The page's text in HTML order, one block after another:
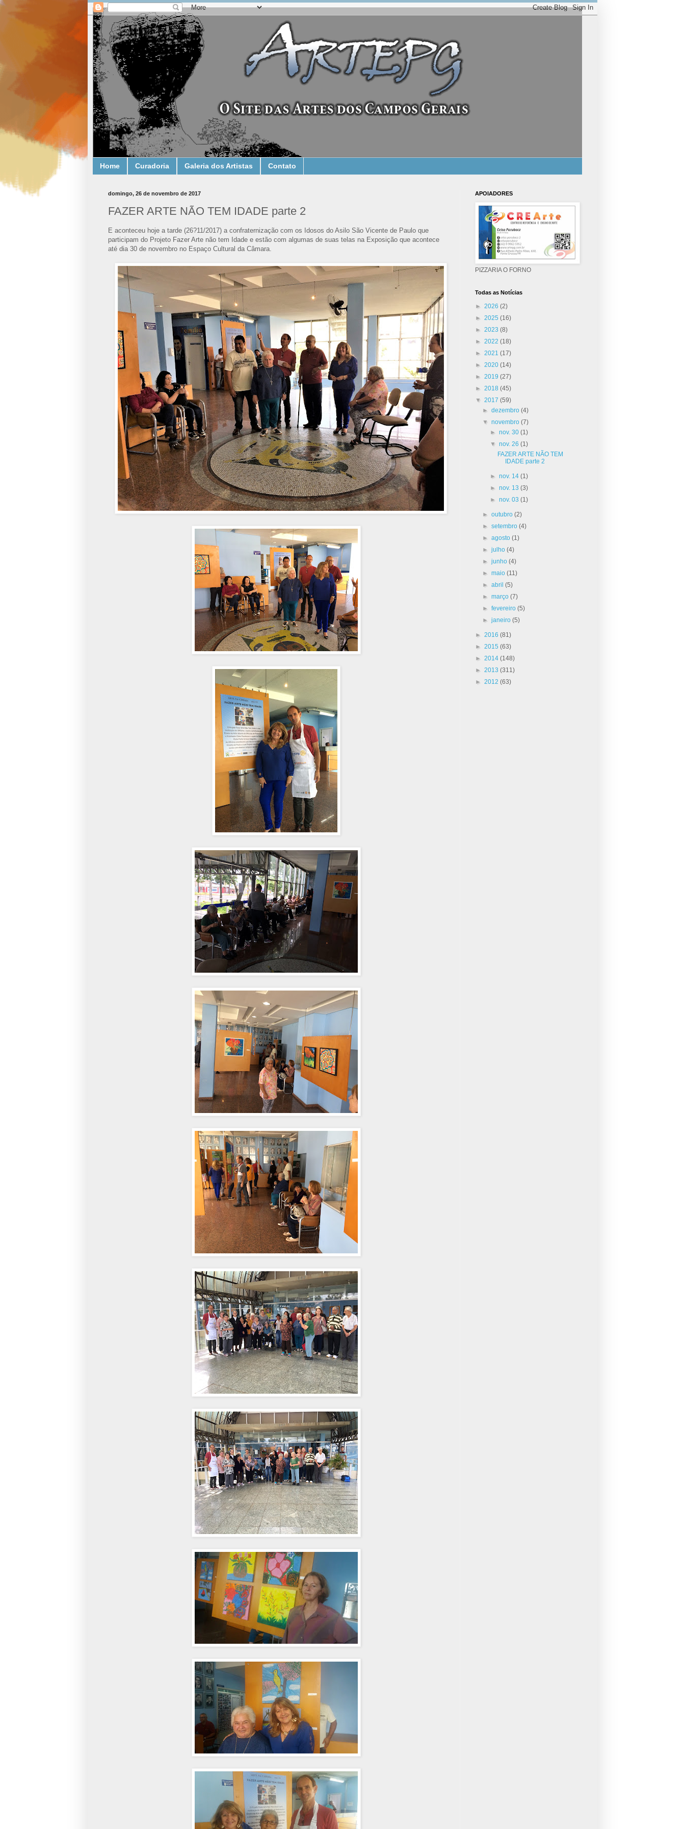
Home Curadoria Galeria dos Artistas Contato
domingo, 26 de novembro de 2017
FAZER ARTE NÃO TEM IDADE parte 2
E aconteceu hoje a tarde (26?11/2017) a confraternização com os Idosos do Asilo São Vicente de Paulo que
participam do Projeto Fazer Arte não tem Idade e estão com algumas de suas telas na Exposição que acontece
até dia 30 de novembro no Espaço Cultural da Câmara.
APOIADORES
PIZZARIA O FORNO
Todas as Notícias
► 2026 (2)
► 2025 (16)
► 2023 (8)
► 2022 (18)
► 2021 (17)
► 2020 (14)
► 2019 (27)
► 2018 (45)
▼ 2017 (59)
►dezembro(4)
▼novembro(7)
► nov. 30 (1)
▼ nov. 26 (1)
FAZER ARTE NÃO TEM
IDADE parte 2
► nov. 14 (1)
► nov. 13 (3)
► nov. 03 (1)
►outubro(2)
►setembro(4)
►agosto(1)
►julho(4)
►junho(4)
►maio(11)
►abril(5)
►março(7)
►fevereiro(5)
►janeiro(5)
► 2016 (81)
► 2015 (63)
► 2014 (148)
► 2013 (311)
► 2012 (63)